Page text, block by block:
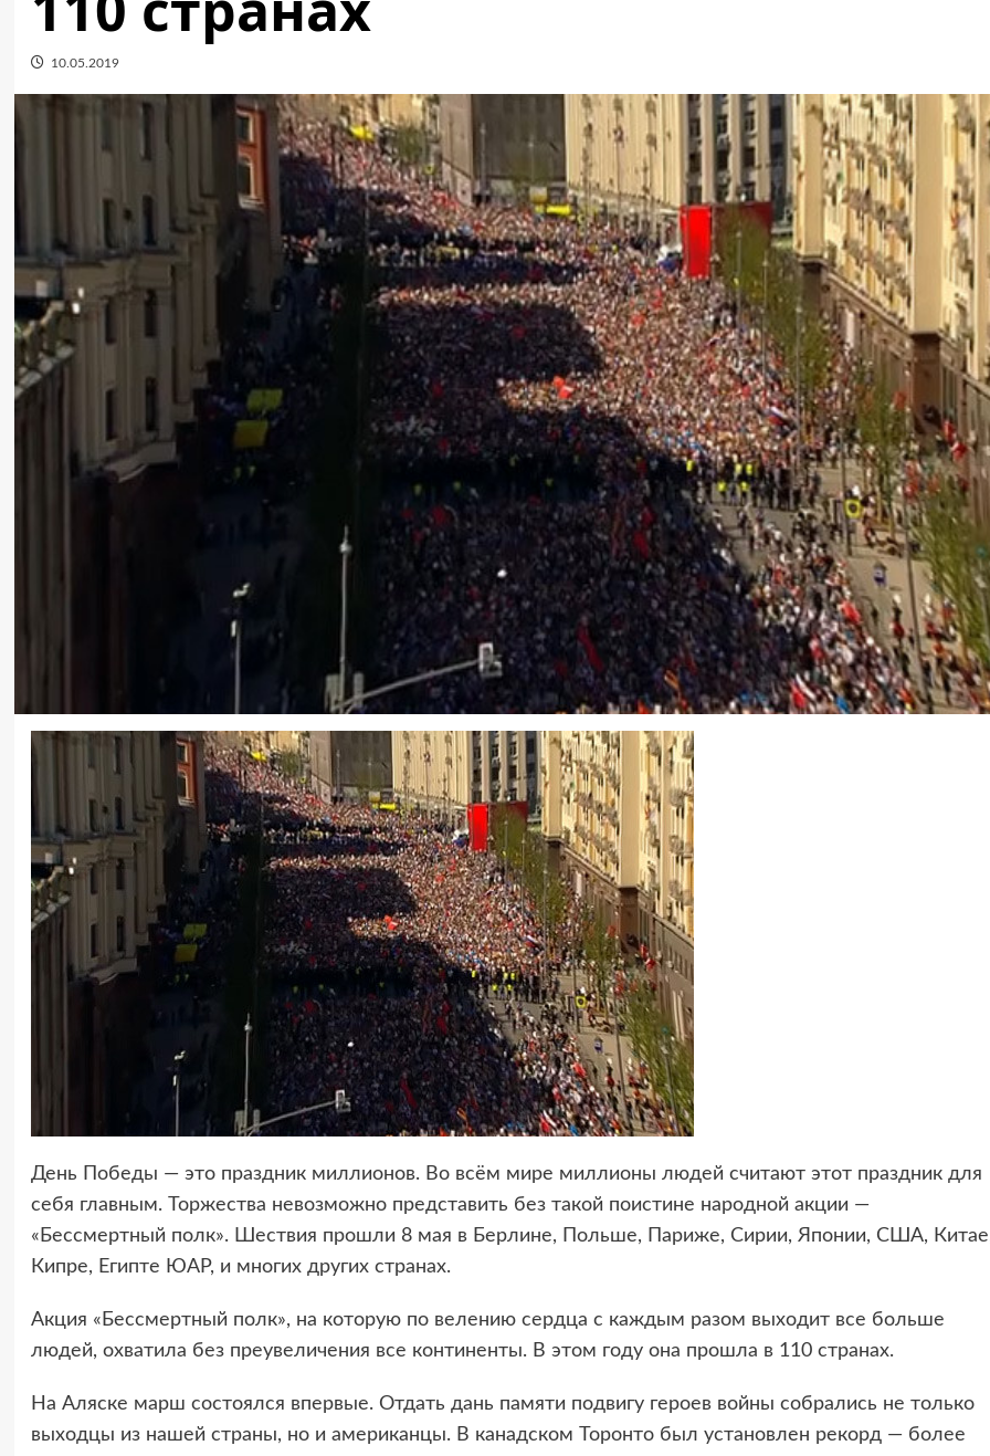
10.05.2019
День Победы — это праздник миллионов. Во всём мире миллионы людей считают этот праздник для
себя главным. Торжества невозможно представить без такой поистине народной акции —
«Бессмертный полк». Шествия прошли 8 мая в Берлине, Польше, Париже, Сирии, Японии, США,
Кипре, Египте ЮАР, и многих других странах.
Акция «Бессмертный полк», на которую по велению сердца с каждым разом выходит все больше
людей, охватила без преувеличения все континенты. В этом году она прошла в 110 странах.
На Аляске марш состоялся впервые. Отдать дань памяти подвигу героев войны собрались не только
выходцы из нашей страны, но и американцы. В канадском Торонто был установлен рекорд — более